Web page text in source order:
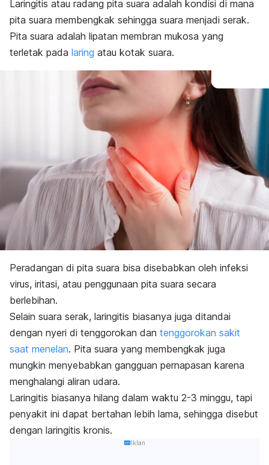
Diagnosis
Pengobatan
Laringitis atau radang pita suara adalah kondisi di mana
pita suara membengkak sehingga suara menjadi serak.
Pita suara adalah lipatan membran mukosa yang
terletak pada laring atau kotak suara.
Peradangan di pita suara bisa disebabkan oleh infeksi
virus, iritasi, atau penggunaan pita suara secara
berlebihan.
Selain suara serak, laringitis biasanya juga ditandai
dengan nyeri di tenggorokan dan tenggorokan sakit
saat menelan. Pita suara yang membengkak juga
mungkin menyebabkan gangguan pernapasan karena
menghalangi aliran udara.
Laringitis biasanya hilang dalam waktu 2-3 minggu, tapi
penyakit ini dapat bertahan lebih lama, sehingga disebut
dengan laringitis kronis.
Iklan